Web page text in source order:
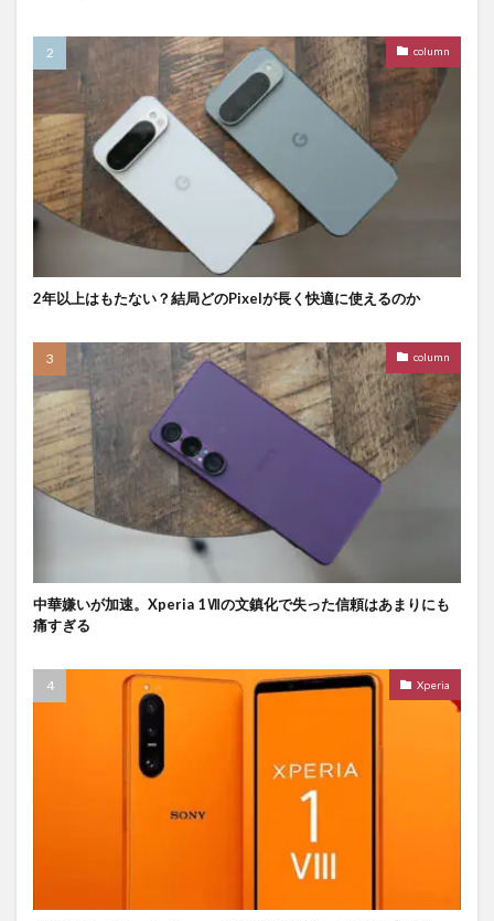
column
2年以上はもたない？結局どのPixelが長く快適に使えるのか
column
中華嫌いが加速。Xperia 1Ⅶの文鎮化で失った信頼はあまりにも
痛すぎる
Xperia